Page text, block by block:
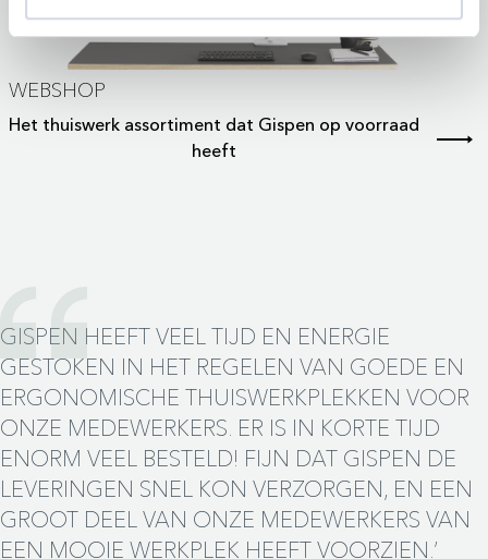
WEBSHOP
Het thuiswerk assortiment dat Gispen op voorraad
heeft
GISPEN HEEFT VEEL TIJD EN ENERGIE
GESTOKEN IN HET REGELEN VAN GOEDE EN
ERGONOMISCHE THUISWERKPLEKKEN VOOR
ONZE MEDEWERKERS. ER IS IN KORTE TIJD
ENORM VEEL BESTELD! FIJN DAT GISPEN DE
LEVERINGEN SNEL KON VERZORGEN, EN EEN
GROOT DEEL VAN ONZE MEDEWERKERS VAN
EEN MOOIE WERKPLEK HEEFT VOORZIEN.’